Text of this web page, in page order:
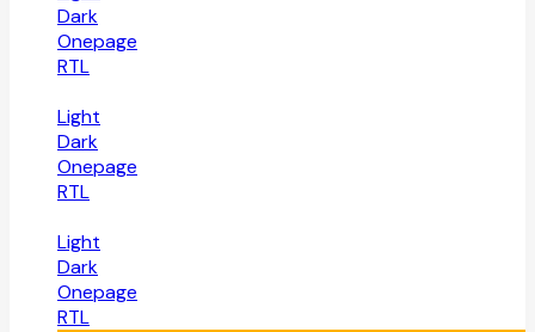
Dark
Onepage
RTL
Light
Dark
Onepage
RTL
Light
Dark
Onepage
RTL